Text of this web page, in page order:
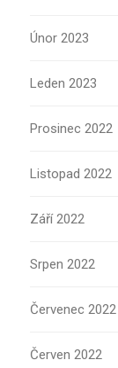
Únor 2023
Leden 2023
Prosinec 2022
Listopad 2022
Září 2022
Srpen 2022
Červenec 2022
Červen 2022